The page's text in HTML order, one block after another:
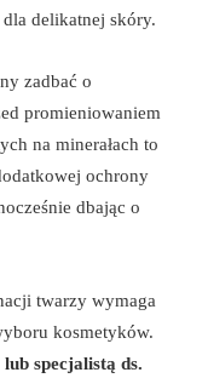
dla delikatnej skóry.
zadbać o
promieniowaniem
na minerałach to
ochrony
dbając o
twarzy wymaga
kosmetyków.
specjalistą ds.